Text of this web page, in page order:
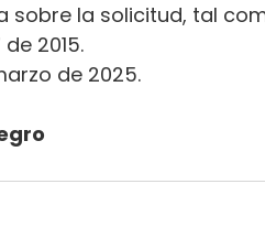
sobre la solicitud, tal
2015.
de 2025.